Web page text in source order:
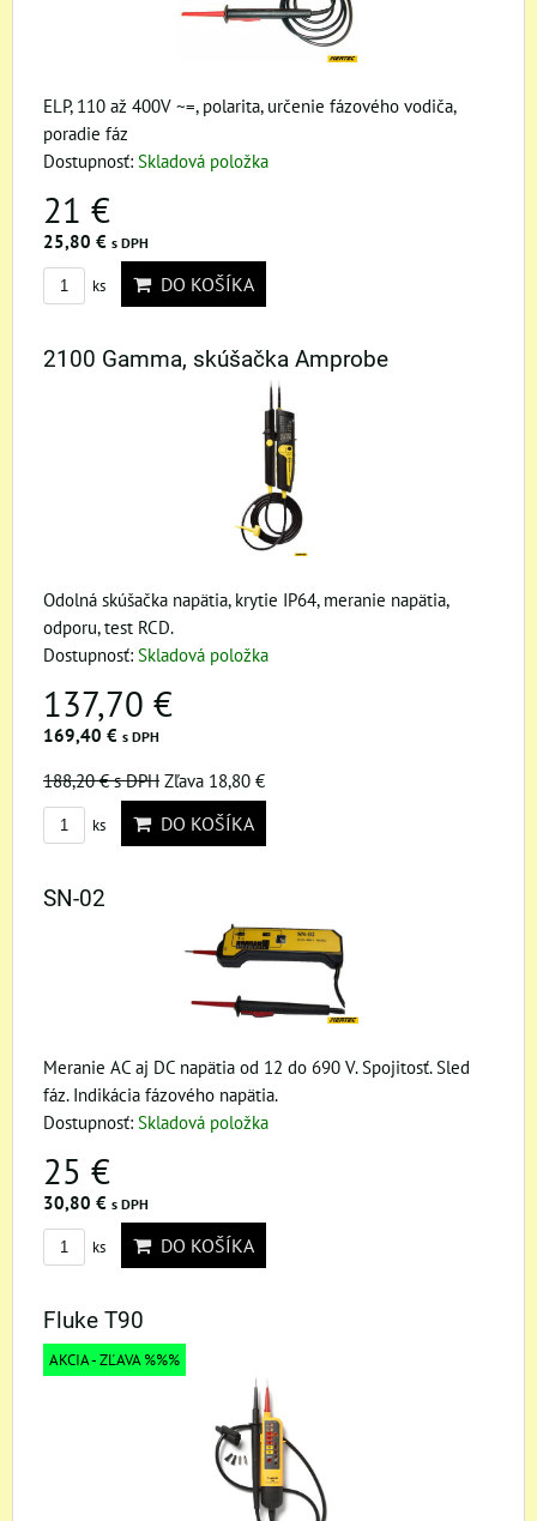
ELP, 110 až 400V ~=, polarita, určenie fázového vodiča,
poradie fáz
Dostupnosť: Skladová položka
21 €
25,80 € s DPH
ks DO KOŠÍKA
2100 Gamma, skúšačka Amprobe
Odolná skúšačka napätia, krytie IP64, meranie napätia,
odporu, test RCD.
Dostupnosť: Skladová položka
137,70 €
169,40 € s DPH
188,20 €s DPH Zľava 18,80 €
ks DO KOŠÍKA
SN-02
Meranie AC aj DC napätia od 12 do 690 V. Spojitosť. Sled
fáz. Indikácia fázového napätia.
Dostupnosť: Skladová položka
25 €
30,80 € s DPH
ks DO KOŠÍKA
Fluke T90
AKCIA - ZĽAVA %%%